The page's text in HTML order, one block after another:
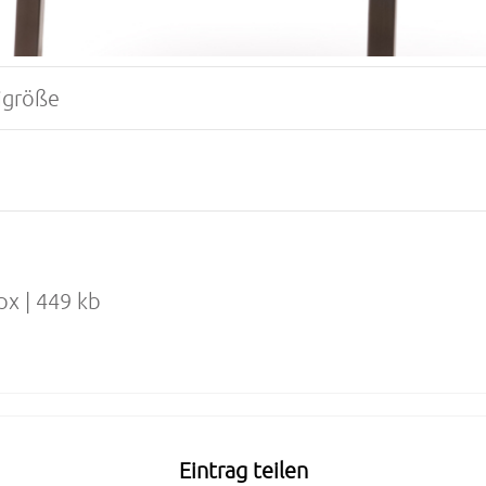
| 449 kb
Eintrag teilen